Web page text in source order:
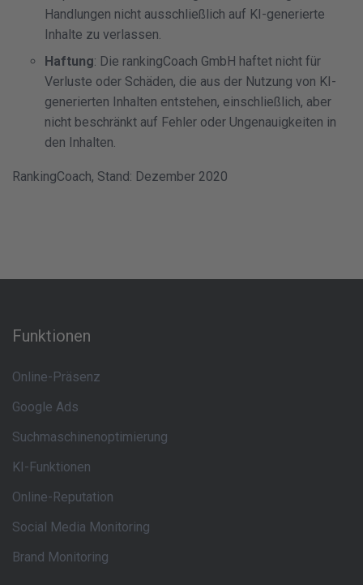
Handlungen nicht ausschließlich auf KI-generierte
Inhalte zu verlassen.
Haftung: Die rankingCoach GmbH haftet nicht für
Verluste oder Schäden, die aus der Nutzung von KI-
generierten Inhalten entstehen, einschließlich, aber
nicht beschränkt auf Fehler oder Ungenauigkeiten in
den Inhalten.
RankingCoach, Stand: Dezember 2020
Funktionen
Online-Präsenz
Google Ads
Suchmaschinenoptimierung
KI-Funktionen
Online-Reputation
Social Media Monitoring
Brand Monitoring